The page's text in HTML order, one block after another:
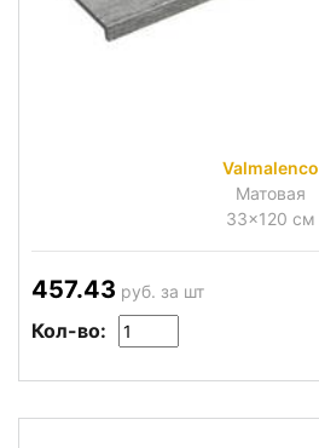
Valmalenco
Матовая
33x120 см
457.43 руб. за шт
Кол-во: